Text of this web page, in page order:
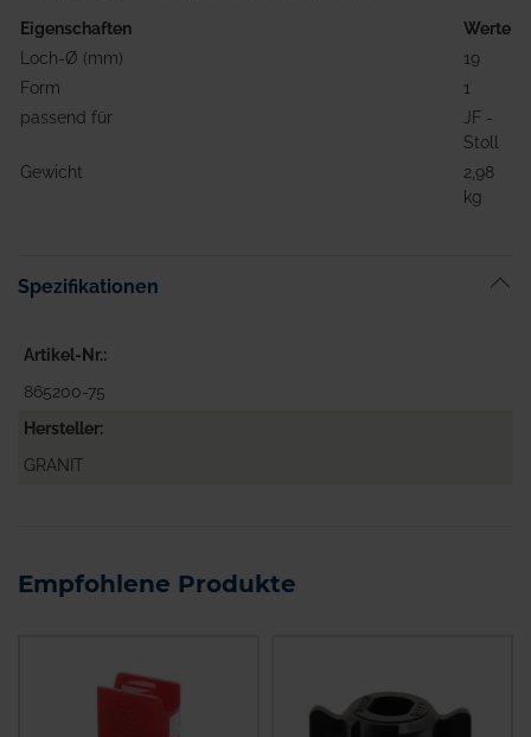
Eigenschaften
Werte
Loch-Ø (mm)
19
Form
1
passend für
JF -
Stoll
Gewicht
2,98
kg
Spezifikationen
Artikel-Nr.
865200-75
Hersteller
GRANIT
Empfohlene Produkte